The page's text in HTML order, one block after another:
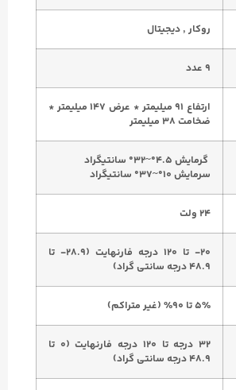
روکار ٬ دی جیتال
۹ عدد
ارتفاع ۹۱ میلیمتر * عرض ۱۴۷ میلیمتر *
ضخامت ۳۸ میلیمتر
گرمایش ۴.۵°~۳۲° سانتیگراد
سرمایش ۱۰°~۳۷° سانتیگراد
۲۴ ولت
۲۰- تا ۱۲۰ درجه فارنهایت (۲۸.۹- تا
۴۸.۹ درجه سانتی گراد)
۵% تا ۹۰% (غیر متراکم)
۳۲ درجه تا ۱۲۰ درجه فارنهایت (۰ تا
۴۸.۹ درجه سانتی گراد)